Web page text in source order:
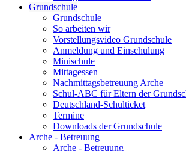
Grundschule
Grundschule
So arbeiten wir
Vorstellungsvideo Grundschule
Anmeldung und Einschulung
Minischule
Mittagessen
Nachmittagsbetreuung Arche
Schul-ABC für Eltern der
Deutschland-Schulticket
Termine
Downloads der Grundschule
Arche - Betreuung
Arche - Betreuung